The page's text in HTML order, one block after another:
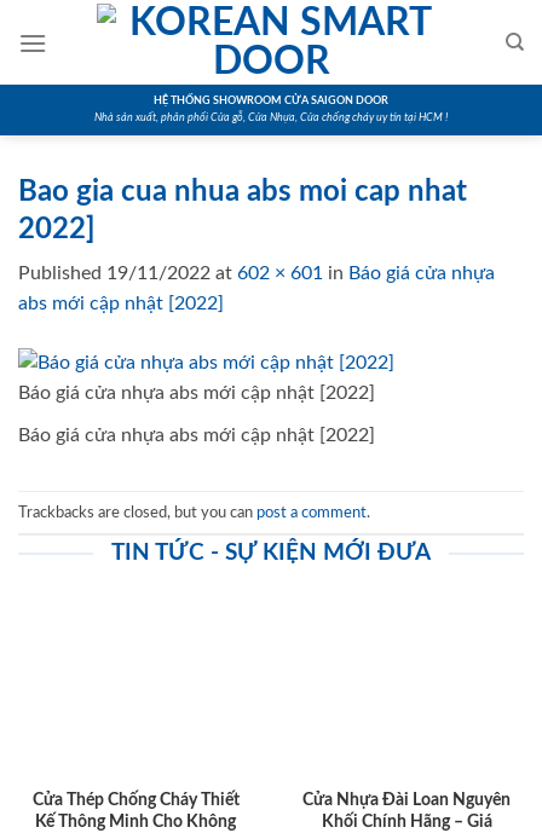
HỆ THỐNG SHOWROOM CỬA SAIGON DOOR
Nhà sản xuất, phân phối Cửa gỗ, Cửa Nhựa, Cửa chống cháy uy tín tại HCM !
Bao gia cua nhua abs moi cap nhat
2022]
Published 19/11/2022 at 602 × 601 in Báo giá cửa nhựa
abs mới cập nhật [2022]
Báo giá cửa nhựa abs mới cập nhật [2022]
Báo giá cửa nhựa abs mới cập nhật [2022]
Trackbacks are closed, but you can post a comment.
TIN TỨC - SỰ KIỆN MỚI ĐƯA
Cửa Thép Chống Cháy Thiết
Kế Thông Minh Cho Không
Cửa Nhựa Đài Loan Nguyên
Khối Chính Hãng – Giá